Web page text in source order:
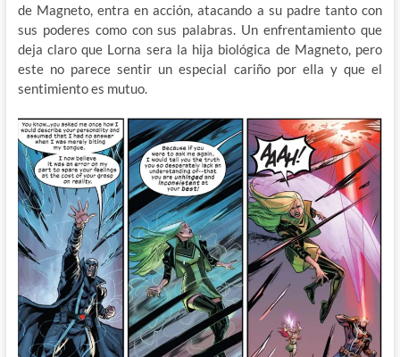
de Magneto, entra en acción, atacando a su padre tanto con
sus poderes como con sus palabras. Un enfrentamiento que
deja claro que Lorna sera la hija biológica de Magneto, pero
este no parece sentir un especial cariño por ella y que el
sentimiento es mutuo.